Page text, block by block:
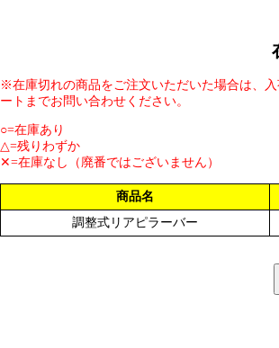
※在庫切れの商品をご注文いただいた場合は、
ートまでお問い合わせください。
○=在庫あり
△=残りわずか
✕=在庫なし（廃番ではございません）
商品名
調整式リアピラーバー